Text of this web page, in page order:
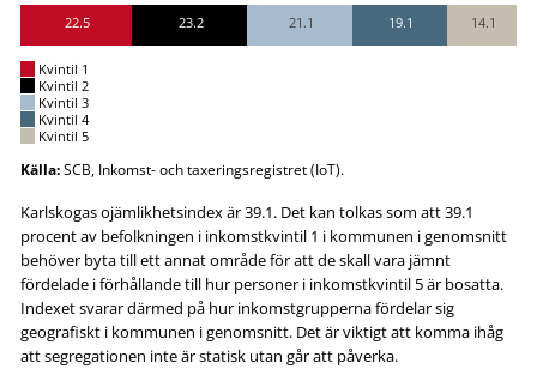
22.5 23.2 21.1 19.1 14.1
Kvintil 1
Kvintil 2
Kvintil 3
Kvintil 4
Kvintil 5
Källa:SCB, Inkomst- och taxeringsregistret (IoT).
Karlskogas ojämlikhetsindex är 39.1. Det kan tolkas som att 39.1
procent av befolkningen i inkomstkvintil 1 i kommunen i genomsnitt
behöver byta till ett annat område för att de skall vara jämnt
fördelade i förhållande till hur personer i inkomstkvintil 5 är bosatta.
Indexet svarar därmed på hur inkomstgrupperna fördelar sig
geografiskt i kommunen i genomsnitt. Det är viktigt att komma ihåg
att segregationen inte är statisk utan går att påverka.